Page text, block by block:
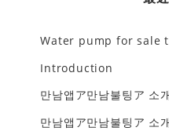
Water pump for sale
Introduction
만남앱ア만남불팅ア 소
만남앱ア만남불팅ア 소